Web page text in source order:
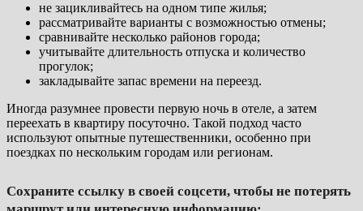
не зацикливайтесь на одном типе жилья;
рассматривайте варианты с возможностью отмены;
сравнивайте несколько районов города;
учитывайте длительность отпуска и количество
прогулок;
закладывайте запас времени на переезд.
Иногда разумнее провести первую ночь в отеле, а затем
переехать в квартиру посуточно. Такой подход часто
используют опытные путешественники, особенно при
поездках по нескольким городам или регионам.
Сохраните ссылку в своей соцсети, чтобы не потерять